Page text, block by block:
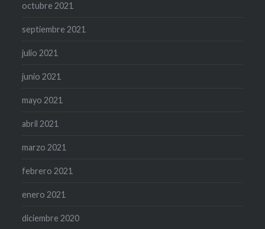
octubre 2021
septiembre 2021
julio 2021
junio 2021
mayo 2021
abril 2021
marzo 2021
febrero 2021
enero 2021
diciembre 2020